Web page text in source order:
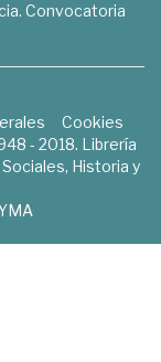
Convocatoria
Cookies
- 2018. Librería
Historia y